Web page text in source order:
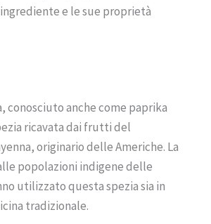
e le sue proprietà
conosciuto anche come paprika
ricavata dai frutti del
originario delle Americhe. La
popolazioni indigene delle
utilizzato questa spezia sia in
tradizionale.